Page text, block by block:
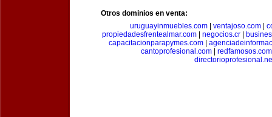
Otros dominios en venta:
uruguayinmuebles.com
ventajoso.com
propiedadesfrentealmar.com
negocios.cr
capacitacionparapymes.com|
cantoprofesional.com
redfamosos.com